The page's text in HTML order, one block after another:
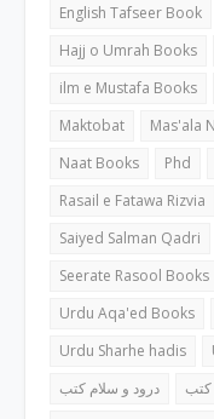
English Tafseer Book
Hajj o Umrah Books
ilm e Mustafa Books
Maktobat
Mas'ala
Naat Books
Phd
Rasail e Fatawa Rizvia
Saiyed Salman Qadri
Seerate Rasool Books
Urdu Aqa'ed Books
Urdu Sharhe hadis
درود و سلام کتب
کتب